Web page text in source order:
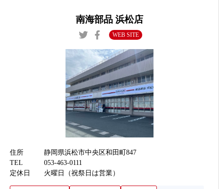
南海部品 浜松店
WEB SITE
住所
静岡県浜松市中央区和田町847
TEL
053-463-0111
定休日
火曜日（祝祭日は営業）